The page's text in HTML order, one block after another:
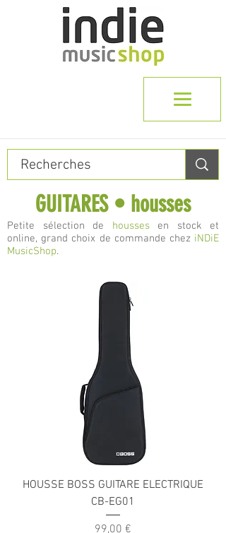
GUITARES • housses
Petite sélection de houssesen stock et
online, grand choix de commande chez iNDiE
MusicShop.
HOUSSE BOSS GUITARE ELECTRIQUE
CB-EG01
Prix
99,00 €